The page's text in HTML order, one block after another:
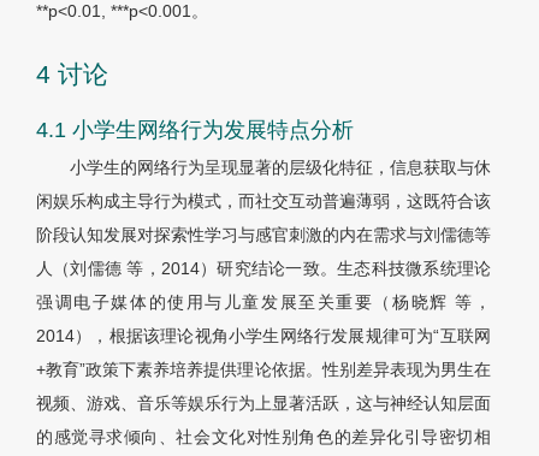
**p<0.01, ***p<0.001。
4 讨论
4.1 小学生网络行为发展特点分析
小学生的网络行为呈现显著的层级化特征，信息获取与休
闲娱乐构成主导行为模式，而社交互动普遍薄弱，这既符合该
阶段认知发展对探索性学习与感官刺激的内在需求与刘儒德等
人（刘儒德 等，2014）研究结论一致。生态科技微系统理论
强调电子媒体的使用与儿童发展至关重要（杨晓辉 等，
2014），根据该理论视角小学生网络行发展规律可为“互联网
+教育”政策下素养培养提供理论依据。性别差异表现为男生在
视频、游戏、音乐等娱乐行为上显著活跃，这与神经认知层面
的感觉寻求倾向、社会文化对性别角色的差异化引导密切相